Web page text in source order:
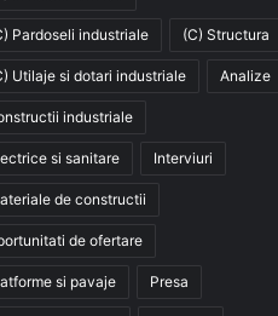
Pardoseli industriale (C) Structura
Utilaje si dotari industriale Analize
industriale
si sanitare Interviuri
de constructii
de ofertare
si pavaje Presa